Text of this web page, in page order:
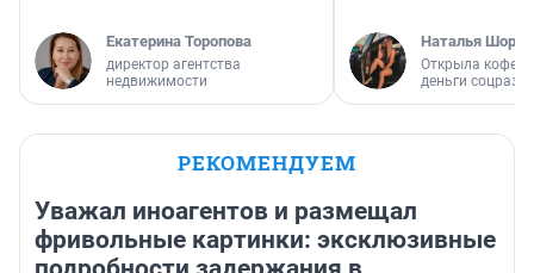
Екатерина Торопова
директор агентства
недвижимости
Наталья
Открыла
деньги
РЕКОМЕНДУЕМ
Уважал иноагентов и размещал
фривольные картинки: эксклюзивные